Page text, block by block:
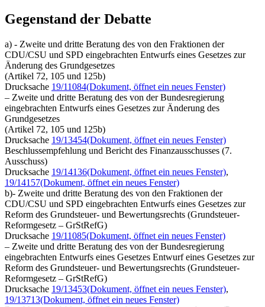
Gegenstand der Debatte
a) - Zweite und dritte Beratung des von den Fraktionen der
CDU/CSU und SPD eingebrachten Entwurfs eines Gesetzes zur
Änderung des Grundgesetzes
(Artikel 72, 105 und 125b)
Drucksache 19/11084(Dokument, öffnet ein neues Fenster)
– Zweite und dritte Beratung des von der Bundesregierung
eingebrachten Entwurfs eines Gesetzes zur Änderung des
Grundgesetzes
(Artikel 72, 105 und 125b)
Drucksache 19/13454(Dokument, öffnet ein neues Fenster)
Beschlussempfehlung und Bericht des Finanzausschusses (7.
Ausschuss)
Drucksache 19/14136(Dokument, öffnet ein neues Fenster),
19/14157(Dokument, öffnet ein neues Fenster)
b)- Zweite und dritte Beratung des von den Fraktionen der
CDU/CSU und SPD eingebrachten Entwurfs eines Gesetzes zur
Reform des Grundsteuer- und Bewertungsrechts (Grundsteuer-
Reformgesetz – GrStRefG)
Drucksache 19/11085(Dokument, öffnet ein neues Fenster)
– Zweite und dritte Beratung des von der Bundesregierung
eingebrachten Entwurfs eines Gesetzes Entwurf eines Gesetzes zur
Reform des Grundsteuer- und Bewertungsrechts (Grundsteuer-
Reformgesetz – GrStRefG)
Drucksache 19/13453(Dokument, öffnet ein neues Fenster),
19/13713(Dokument, öffnet ein neues Fenster)